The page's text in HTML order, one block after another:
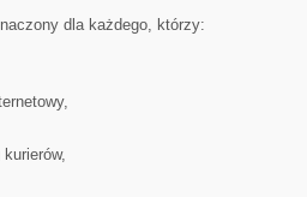
dla każdego, którzy: